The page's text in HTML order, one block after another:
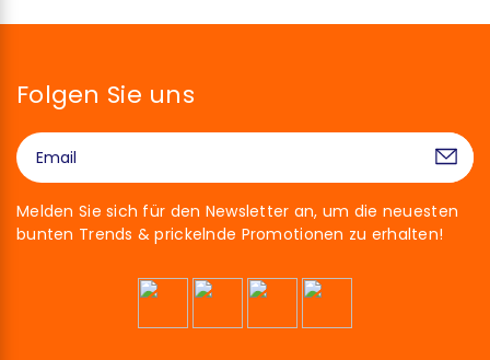
Folgen Sie uns
Melden Sie sich für den Newsletter an, um die neuesten
bunten Trends & prickelnde Promotionen zu erhalten!